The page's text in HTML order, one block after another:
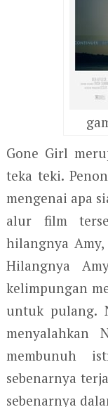
Gone Girl
teka teki.
mengenai apa
alur film
hilangnya
Hilangnya
kelimpungan
untuk pulang.
menyalahkan
membunuh
sebenarnya
sebenarnya